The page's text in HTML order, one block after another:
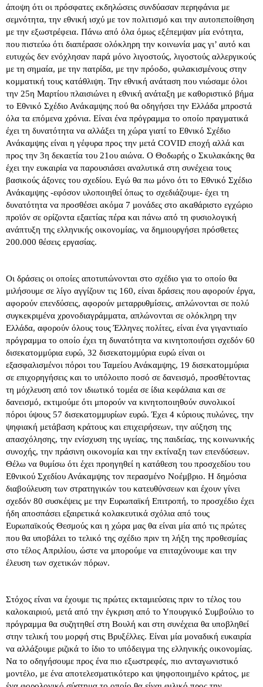
άποψη ότι οι πρόσφατες εκδηλώσεις συνδύασαν περηφάνια με
σεμνότητα, την εθνική ισχύ με τον πολιτισμό και την αυτοπεποίθηση
με την εξωστρέφεια. Πάνω από όλα όμως εξέπεμψαν μία ενότητα,
που πιστεύω ότι διαπέρασε ολόκληρη την κοινωνία μας γι’ αυτό και
ευτυχώς δεν ενόχλησαν παρά μόνο λιγοστούς, λιγοστούς αλλεργικούς
με τη σημαία, με την πατρίδα, με την πρόοδο, φυλακισμένους στην
κομματική τους κατάθλιψη. Την εθνική ανάταση που νιώσαμε όλοι
την 25η Μαρτίου πλαισιώνει η εθνική ανάταξη με καθοριστικό βήμα
το Εθνικό Σχέδιο Ανάκαμψης πού θα οδηγήσει την Ελλάδα μπροστά
όλα τα επόμενα χρόνια. Είναι ένα πρόγραμμα το οποίο πραγματικά
έχει τη δυνατότητα να αλλάξει τη χώρα γιατί το Εθνικό Σχέδιο
Ανάκαμψης είναι η γέφυρα προς την μετά COVID εποχή αλλά και
προς την 3η δεκαετία του 21ου αιώνα. Ο Θοδωρής ο Σκυλακάκης θα
έχει την ευκαιρία να παρουσιάσει αναλυτικά στη συνέχεια τους
βασικούς άξονες του σχεδίου. Εγώ θα πω μόνο ότι το Εθνικό Σχέδιο
Ανάκαμψης -εφόσον υλοποιηθεί όπως το σχεδιάζουμε- έχει τη
δυνατότητα να προσθέσει ακόμα 7 μονάδες στο ακαθάριστο εγχώριο
προϊόν σε ορίζοντα εξαετίας πέρα και πάνω από τη φυσιολογική
ανάπτυξη της ελληνικής οικονομίας, να δημιουργήσει πρόσθετες
200.000 θέσεις εργασίας.
Οι δράσεις οι οποίες αποτυπώνονται στο σχέδιο για το οποίο θα
μιλήσουμε σε λίγο αγγίζουν τις 160, είναι δράσεις που αφορούν έργα,
αφορούν επενδύσεις, αφορούν μεταρρυθμίσεις, απλώνονται σε πολύ
συγκεκριμένα χρονοδιαγράμματα, απλώνονται σε ολόκληρη την
Ελλάδα, αφορούν όλους τους Έλληνες πολίτες, είναι ένα γιγαντιαίο
πρόγραμμα το οποίο έχει τη δυνατότητα να κινητοποιήσει σχεδόν 60
δισεκατομμύρια ευρώ, 32 δισεκατομμύρια ευρώ είναι οι
εξασφαλισμένοι πόροι του Ταμείου Ανάκαμψης, 19 δισεκατομμύρια
σε επιχορηγήσεις και το υπόλοιπο ποσό σε δανεισμό, προσθέτοντας
τη μόχλευση από τον ιδιωτικό τομέα σε ίδια κεφάλαια και σε
δανεισμό, εκτιμούμε ότι μπορούν να κινητοποιηθούν συνολικοί
πόροι ύψους 57 δισεκατομμυρίων ευρώ. Έχει 4 κύριους πυλώνες, την
ψηφιακή μετάβαση κράτους και επιχειρήσεων, την αύξηση της
απασχόλησης, την ενίσχυση της υγείας, της παιδείας, της κοινωνικής
συνοχής, την πράσινη οικονομία και την εκτίναξη των επενδύσεων.
Θέλω να θυμίσω ότι έχει προηγηθεί η κατάθεση του προσχεδίου του
Εθνικού Σχεδίου Ανάκαμψης τον περασμένο Νοέμβριο. Η δημόσια
διαβούλευση των στρατηγικών του κατευθύνσεων και έχουν γίνει
σχεδόν 80 συσκέψεις με την Ευρωπαϊκή Επιτροπή, το προσχέδιο έχει
ήδη αποσπάσει εξαιρετικά κολακευτικά σχόλια από τους
Ευρωπαϊκούς Θεσμούς και η χώρα μας θα είναι μία από τις πρώτες
που θα υποβάλει το τελικό της σχέδιο πριν τη λήξη της προθεσμίας
στο τέλος Απριλίου, ώστε να μπορούμε να επιταχύνουμε και την
έλευση των σχετικών πόρων.
Στόχος είναι να έχουμε τις πρώτες εκταμιεύσεις πριν το τέλος του
καλοκαιριού, μετά από την έγκριση από το Υπουργικό Συμβούλιο το
πρόγραμμα θα συζητηθεί στη Βουλή και στη συνέχεια θα υποβληθεί
στην τελική του μορφή στις Βρυξέλλες. Είναι μία μοναδική ευκαιρία
να αλλάξουμε ριζικά το ίδιο το υπόδειγμα της ελληνικής οικονομίας.
Να το οδηγήσουμε προς ένα πιο εξωστρεφές, πιο ανταγωνιστικό
μοντέλο, με ένα αποτελεσματικότερο και ψηφοποιημένο κράτος, με